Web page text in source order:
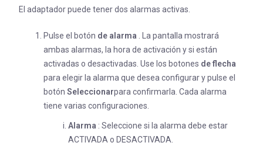
El adaptador puede tener dos alarmas activas.
Pulse el botón de alarma . La pantalla mostrará
ambas alarmas, la hora de activación y si están
activadas o desactivadas. Use los botones de flecha
para elegir la alarma que desea configurar y pulse el
botón Seleccionarpara confirmarla. Cada alarma
tiene varias configuraciones.
Alarma : Seleccione si la alarma debe estar
ACTIVADA o DESACTIVADA.